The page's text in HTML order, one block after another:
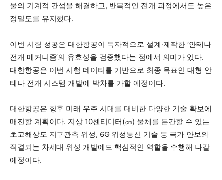
물의 기계적 간섭을 해결하고, 반복적인 전개 과정에서도 높은
정밀도를 유지했다.
이번 시험 성공은 대한항공이 독자적으로 설계·제작한 ‘안테나
전개 메커니즘’의 유효성을 검증했다는 점에서 의미가 있다.
대한항공은 이번 시험 데이터를 기반으로 최종 목표인 대형 안
테나 전개 시스템 개발에 박차를 가할 예정이다.
대한항공은 향후 미래 우주 시대를 대비한 다양한 기술 확보에
매진할 계획이다. 지상 10센티미터(㎝) 물체를 분간할 수 있는
초고해상도 지구관측 위성, 6G 위성통신 기술 등 국가 안보와
직결되는 차세대 위성 개발에도 핵심적인 역할을 수행해 나갈
예정이다.